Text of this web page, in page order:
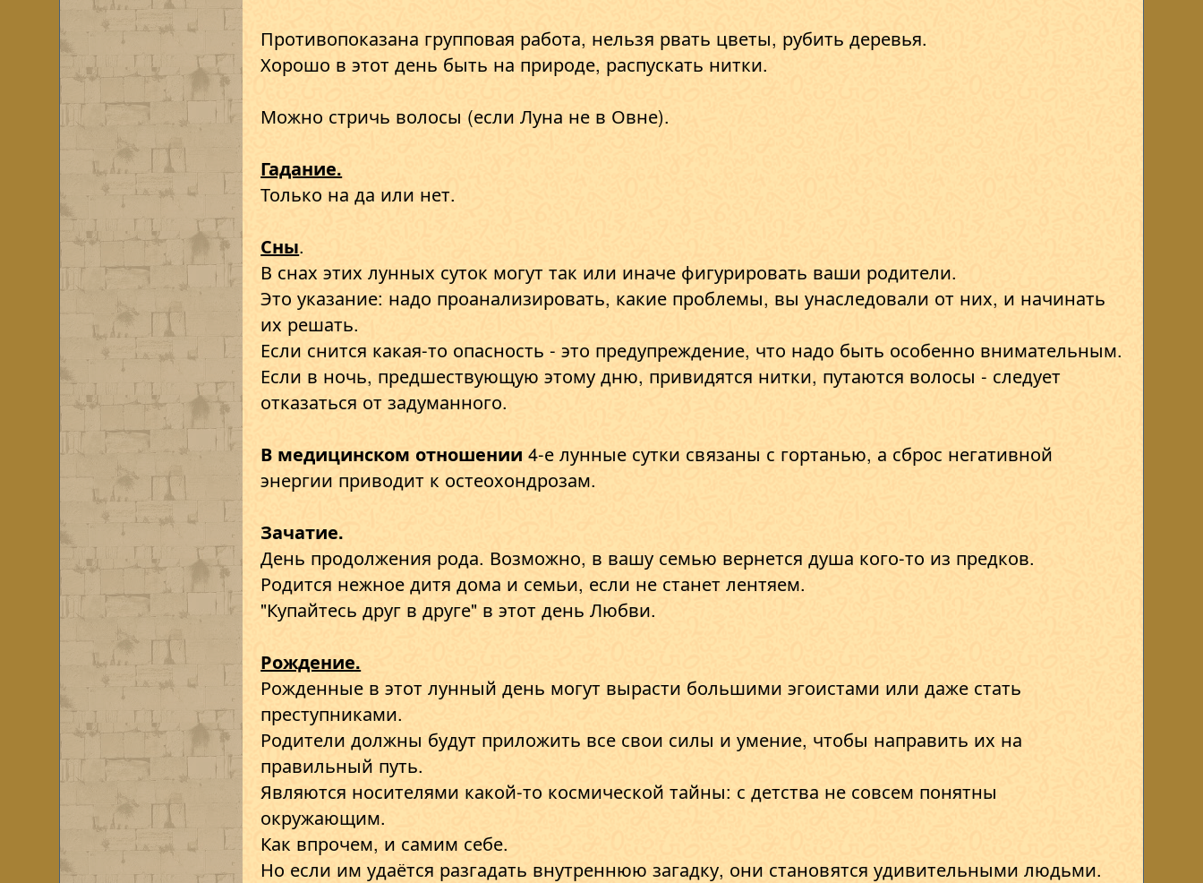
Противопоказана групповая работа, нельзя рвать цветы, рубить деревья.
Хорошо в этот день быть на природе, распускать нитки.
Можно стричь волосы (если Луна не в Овне).
Гадание.
Только на да или нет.
Сны.
В снах этих лунных суток могут так или иначе фигурировать ваши родители.
Это указание: надо проанализировать, какие проблемы, вы унаследовали от них, и начинать
их решать.
Если снится какая-то опасность - это предупреждение, что надо быть особенно внимательным.
Если в ночь, предшествующую этому дню, привидятся нитки, путаются волосы - следует
отказаться от задуманного.
В медицинском отношении 4-е лунные сутки связаны с гортанью, а сброс негативной
энергии приводит к остеохондрозам.
Зачатие.
День продолжения рода. Возможно, в вашу семью вернется душа кого-то из предков.
Родится нежное дитя дома и семьи, если не станет лентяем.
"Купайтесь друг в друге" в этот день Любви.
Рождение.
Рожденные в этот лунный день могут вырасти большими эгоистами или даже стать
преступниками.
Родители должны будут приложить все свои силы и умение, чтобы направить их на
правильный путь.
Являются носителями какой-то космической тайны: с детства не совсем понятны
окружающим.
Как впрочем, и самим себе.
Но если им удаётся разгадать внутреннюю загадку, они становятся удивительными людьми.